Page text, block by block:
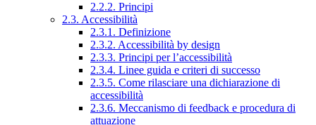
2.2.2. Principi
2.3. Accessibilità
2.3.1. Definizione
2.3.2. Accessibilità by design
2.3.3. Principi per l’accessibilità
2.3.4. Linee guida e criteri di successo
2.3.5. Come rilasciare una dichiarazione di
accessibilità
2.3.6. Meccanismo di feedback e procedura di
attuazione